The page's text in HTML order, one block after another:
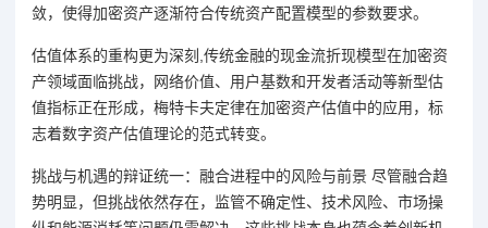
敛，使得加密资产逐渐符合传统资产配置模型的参数要求。
估值体系的重构更为深刻,传统金融的现金流折现模型在加密资
产领域面临挑战，网络价值、用户基数和开发者活动等新型估
值指标正在形成，梅特卡夫定律在加密资产估值中的应用，标
志着数字资产估值理论的范式转变。
挑战与机遇的辩证统一：融合进程中的风险与前景 尽管融合趋
势明显，但挑战依然存在，监管不确定性、技术风险、市场操